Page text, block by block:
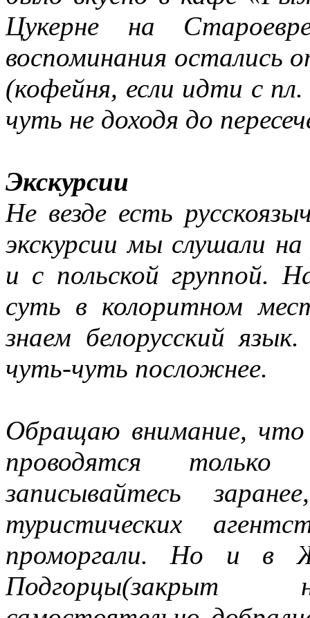
Цукерне на
воспоминания остались
(кофейня, если идти с
чуть не доходя до
Экскурсии
Не везде есть
экскурсии мы слушали
и с польской группой.
суть в колоритном
знаем белорусский
чуть-чуть посложнее.
Обращаю внимание, что
проводятся
записывайтесь
туристических
проморгали. Но и в
Подгорцы(закрыт